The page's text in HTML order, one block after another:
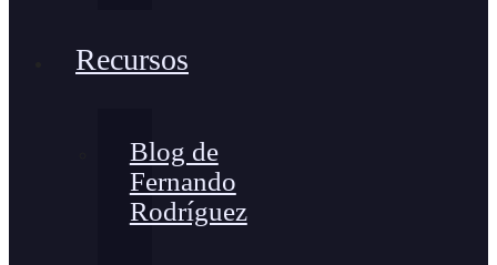
Recursos
Blog de
Fernando
Rodríguez